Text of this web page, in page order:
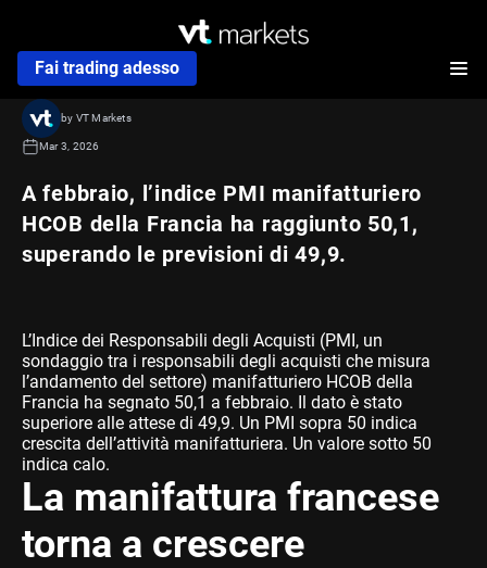
Fai trading adesso
A febbraio, l’indice PMI manifatturiero
HCOB della Francia ha raggiunto 50,1,
superando le previsioni di 49,9.
by VT Markets
Mar 3, 2026
L’Indice dei Responsabili degli Acquisti (PMI, un
sondaggio tra i responsabili degli acquisti che misura
l’andamento del settore) manifatturiero HCOB della
Francia ha segnato 50,1 a febbraio. Il dato è stato
superiore alle attese di 49,9. Un PMI sopra 50 indica
crescita dell’attività manifatturiera. Un valore sotto 50
indica calo.
La manifattura francese
torna a crescere